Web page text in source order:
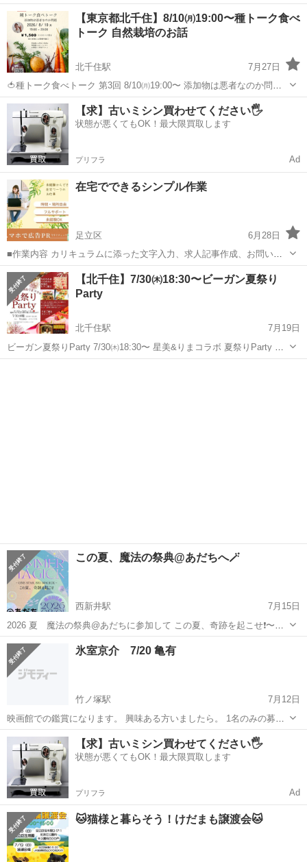
女性ですので 女性の方お一人様でも 安心してご参加頂けます♬ ※女
子会ではありませんので 男性の方のお申し込み...
東京 足立区 北千住駅 その他
【東京都北千住】8/10㈪19:00〜種トーク食べ
トーク 自然栽培のお話
北千住駅
7月27日
🍅種トーク食べトーク 第3回 8/10㈪19:00〜 添加物は悪者なのか問題
参加費 ￥1,500 ワンドリンク付き◎ 第3回 まっちーさんの種トーク食
べトーク 開催します🥕 まっちーさんは 20年...
東京 足立区 北千住駅 その他
【求】古いミシン買わせてください🖐️
状態が悪くてもOK！最大限買取します
プリフラ Ad
在宅でできるシンプル作業
足立区
6月28日
■作業内容 カリキュラムに添った文字入力、求人記事作成、お問い合
わせのメッセージやり取り、SNSの運営など。 ・初心者の方でも安心
してお 仕 事していただけます ・作業量に比例して報 酬 U P！が見込
めます☆ ■活動...
東京 足立区 その他
【北千住】7/30㈭18:30〜ビーガン夏祭り
Party
北千住駅
7月19日
ビーガン夏祭りParty 7/30㈭18:30〜 星美&りまコラボ 夏祭りParty 初
開催します🍉🎇 実はりまさんと初コラボのイベント🧁 最近は精進双葉
この夏、魔法の祭典@あだちへ🪄
西新井駅
7月15日
2026 夏 魔法の祭典@あだちに参加して この夏、奇跡を起こせ❗️〜
One Star,Big Magic〜 あなたの中に眠る"ひとつの輝き"が 未来を動か
東京 西新井駅 その他
氷室京介 7/20 亀有
竹ノ塚駅
7月12日
映画館での鑑賞になります。 興味ある方いましたら。 1名のみの募集
です。 チケット代4000円
東京 足立区 竹ノ塚駅 その他
【求】古いミシン買わせてください🖐️
状態が悪くてもOK！最大限買取します
プリフラ Ad
🐱猫様と暮らそう！けだまも譲渡会🐱